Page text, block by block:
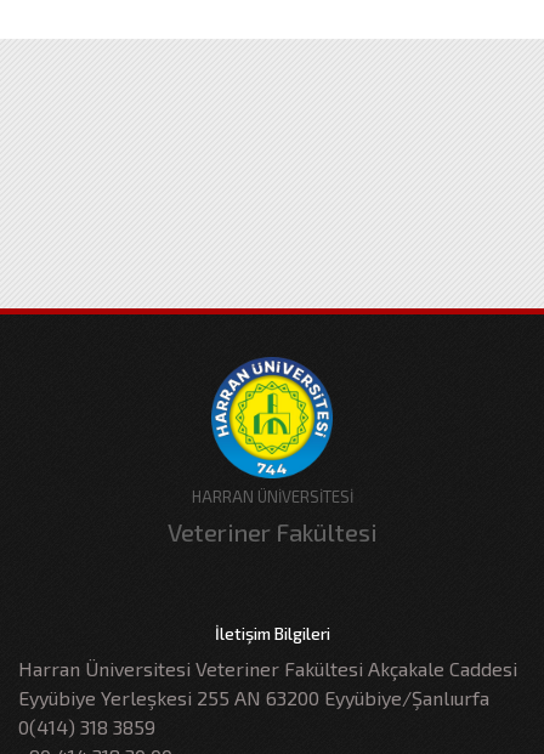
HARRAN ÜNİVERSİTESİ
Veteriner Fakültesi
İletişim Bilgileri
Harran Üniversitesi Veteriner Fakültesi Akçakale Caddesi
Eyyübiye Yerleşkesi 255 AN 63200 Eyyübiye/Şanlıurfa
0(414) 318 3859